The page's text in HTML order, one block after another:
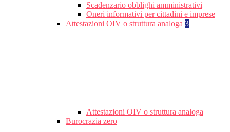
Scadenzario obblighi amministrativi
Oneri informativi per cittadini e imprese
Attestazioni OIV o struttura analoga 3
Attestazioni OIV o struttura analoga
Burocrazia zero